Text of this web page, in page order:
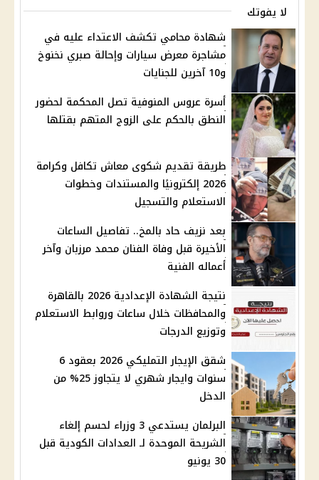
لا يفوتك
شهادة محامي تكشف الاعتداء عليه في
مشاجرة معرض سيارات وإحالة صبري نخنوخ
و10 آخرين للجنايات
أسرة عروس المنوفية تصل المحكمة لحضور
النطق بالحكم على الزوج المتهم بقتلها
طريقة تقديم شكوى معاش تكافل وكرامة
2026 إلكترونيًا والمستندات وخطوات
الاستعلام والتسجيل
بعد نزيف حاد بالمخ.. تفاصيل الساعات
الأخيرة قبل وفاة الفنان محمد مرزبان وآخر
أعماله الفنية
نتيجة الشهادة الإعدادية 2026 بالقاهرة
والمحافظات خلال ساعات وروابط الاستعلام
وتوزيع الدرجات
شقق الإيجار التمليكي 2026 بعقود 6
سنوات وايجار شهري لا يتجاوز 25% من
الدخل
البرلمان يستدعي 3 وزراء لحسم إلغاء
الشريحة الموحدة لـ العدادات الكودية قبل
30 يونيو